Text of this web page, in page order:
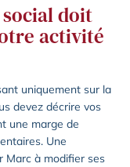
doit
activité
uniquement sur la
devez décrire vos
une marge de
Une
Marc à modifier ses